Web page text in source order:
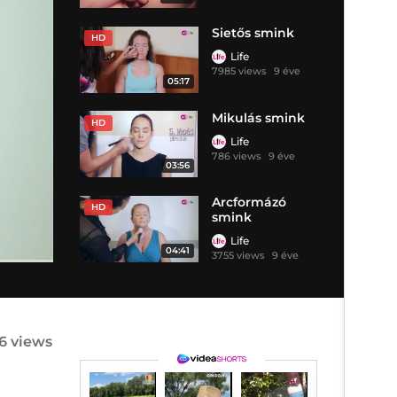
HD
05:17
Sietős smink
Life
7985 views 9 éve
HD
03:56
Mikulás smink
Life
786 views 9 éve
HD
04:41
Arcformázó
smink
Life
3755 views 9 éve
views